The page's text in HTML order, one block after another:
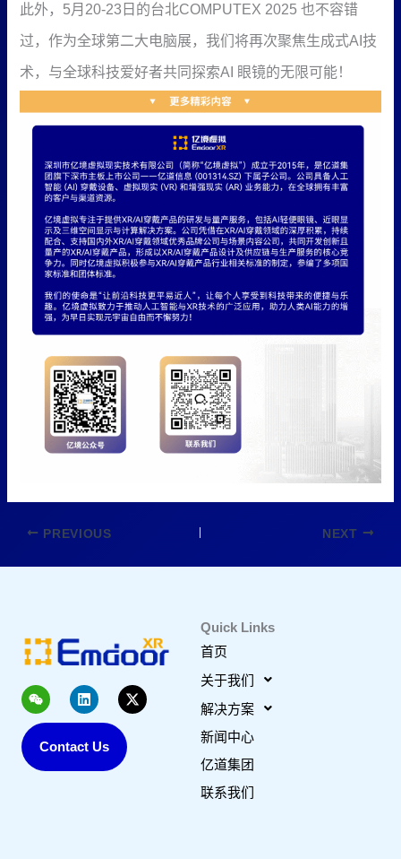
此外，5月20-23日的台北COMPUTEX 2025 也不容错
过，作为全球第二大电脑展，我们将再次聚焦生成式AI技
术，与全球科技爱好者共同探索AI 眼镜的无限可能！
PREVIOUS NEXT
W
e
L
i
n
e
X
-
Contact Us
Quick Links
首页
关于我们
解决方案
新闻中心
亿道集团
联系我们